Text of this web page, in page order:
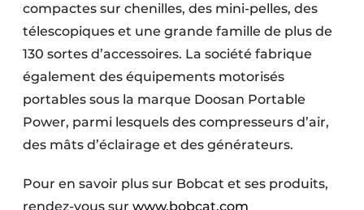
compactes sur chenilles, des mini-pelles, des
télescopiques et une grande famille de plus de
130 sortes d’accessoires. La société fabrique
également des équipements motorisés
portables sous la marque Doosan Portable
Power, parmi lesquels des compresseurs d’air,
des mâts d’éclairage et des générateurs.
Pour en savoir plus sur Bobcat et ses produits,
rendez-vous sur www.bobcat.com